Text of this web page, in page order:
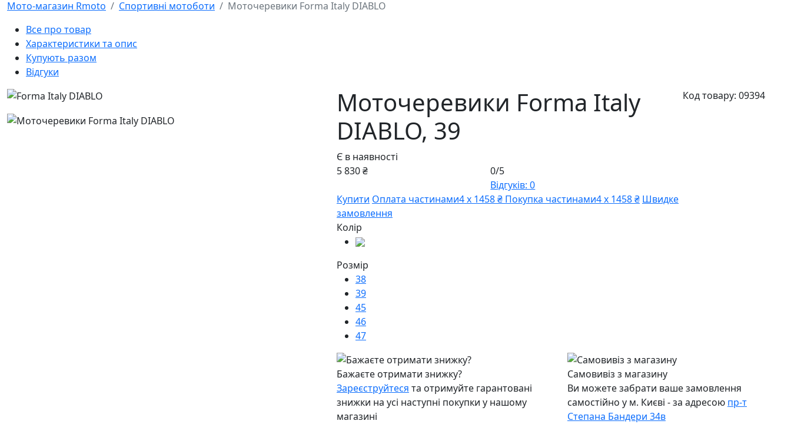
Мото-магазин Rmoto
Спортивні мотоботи
Моточеревики Forma Italy DIABLO
Все про товар
Характеристики та опис
Купують разом
Відгуки
Моточеревики Forma Italy
DIABLO, 39
Є в наявності
Код товару: 09394
5 830 ₴
0/5
Відгуків: 0
Купити Оплата частинами4 х 1458 ₴ Покупка частинами4 х 1458 ₴ Швидке
замовлення
Колір
Розмір
38
39
45
46
47
Бажаєте отримати знижку?
Зареєструйтеся та отримуйте гарантовані
знижки на усі наступні покупки у нашому
магазині
Самовивіз з магазину
Ви можете забрати ваше замовлення
самостійно у м. Києві - за адресою пр-т
Степана Бандери 34в